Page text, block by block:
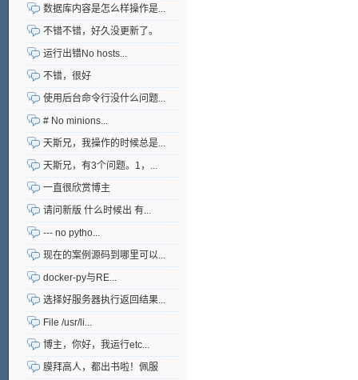
数据库内容是怎么样操作是...
不错不错，好久没更新了。
运行出错No hosts...
不错，很好
使用后台命令行没什么问题...
# No minions...
天斯兄，我操作的时候总是...
天斯兄，有3个问题。1，...
一直很欣赏博主
请问新版 什么时候出 有...
--- no pytho...
现在的案例源码到哪里可以...
docker-py与RE...
选择好服务器执行返回结果...
File /usr/li...
博主，你好，我运行etc...
膜拜高人，都出书啦！佩服